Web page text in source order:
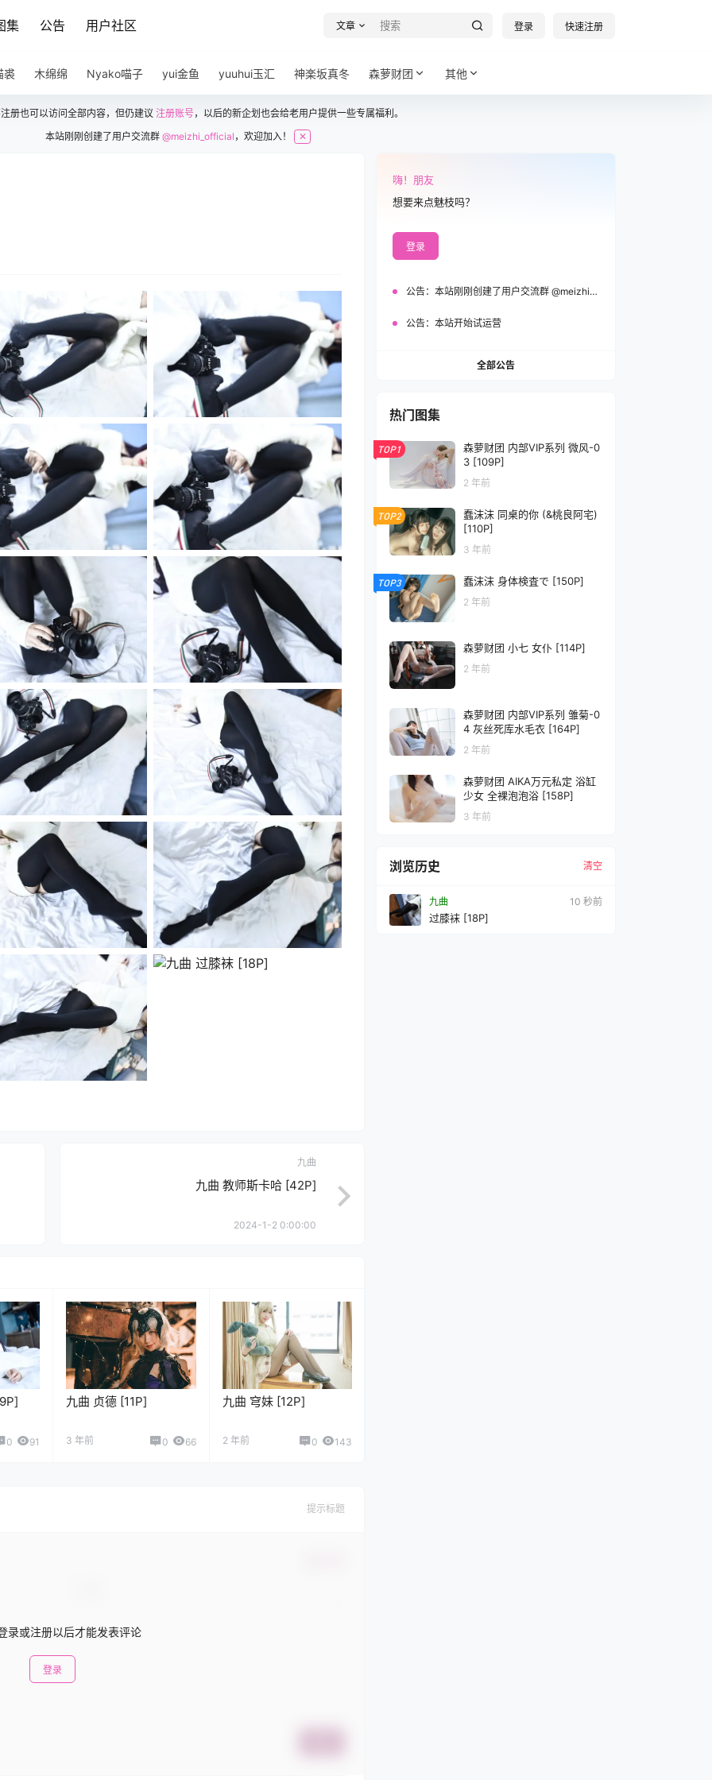
集 公告 用户社区 文章 登录 快速注册
裘 木绵绵 Nyako喵子 yui金鱼 yuuhui玉汇 神楽坂真冬 森萝财团 其他
册也可以访问全部内容，但仍建议 注册账号，以后的新企划也会给老用户提供一些专属福利。
本站刚刚创建了用户交流群@meizhi_official ，欢迎加入！ ✕
九曲
九曲 教师斯卡哈 [42P]
2024-1-2 0:00:00
0 91
九曲 贞德 [11P]
3 年前 0 66
九曲 穹妹 [12P]
2 年前 0 143
提示标题
录或注册以后才能发表评论
登录
嗨！朋友
想要来点魅枝吗？
登录
公告： 本站刚刚创建了用户交流群 @meizhi_official，欢迎加入！
公告： 本站开始试运营
全部公告
热门图集
TOP1
森萝财团 内部VIP系列 微风-0
3 [109P]
2 年前
TOP2
蠢沫沫 同桌的你 (&桃良阿宅)
[110P]
3 年前
TOP3 蠢沫沫 身体検査で [150P]
2 年前
森萝财团 小七 女仆 [114P]
2 年前
森萝财团 内部VIP系列 雏菊-0
4 灰丝死库水毛衣 [164P]
2 年前
森萝财团 AIKA万元私定 浴缸
少女 全裸泡泡浴 [158P]
3 年前
浏览历史 清空
九曲 11 秒前
过膝袜 [18P]